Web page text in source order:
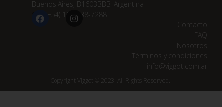
Buenos Aires, B1603BBB, Argentina
(+54) 11 3838-7288
Contacto
FAQ
Nosotros
Términos y condiciones
info@viggot.com.ar
Copyright Viggot © 2023. All Rights Reserved.